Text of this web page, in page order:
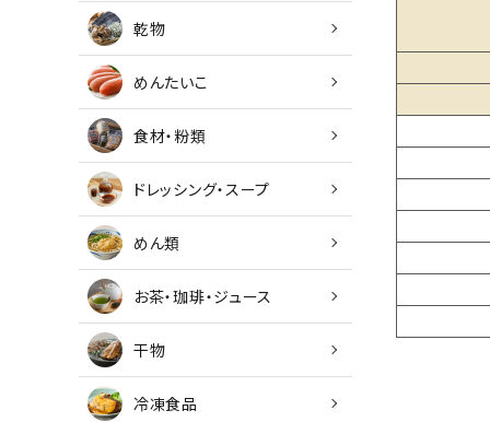
乾物
めんたいこ
食材・粉類
ドレッシング・スープ
めん類
お茶・珈琲・ジュース
干物
冷凍食品